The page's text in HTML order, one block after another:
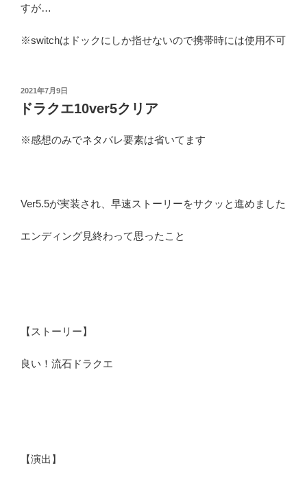
すが…
※switchはドックにしか指せないので携帯時には使用不可
投
稿
日:
2021年7月9日
ドラクエ10ver5クリア
※感想のみでネタバレ要素は省いてます
Ver5.5が実装され、早速ストーリーをサクッと進めました
エンディング見終わって思ったこと
【ストーリー】
良い！流石ドラクエ
【演出】